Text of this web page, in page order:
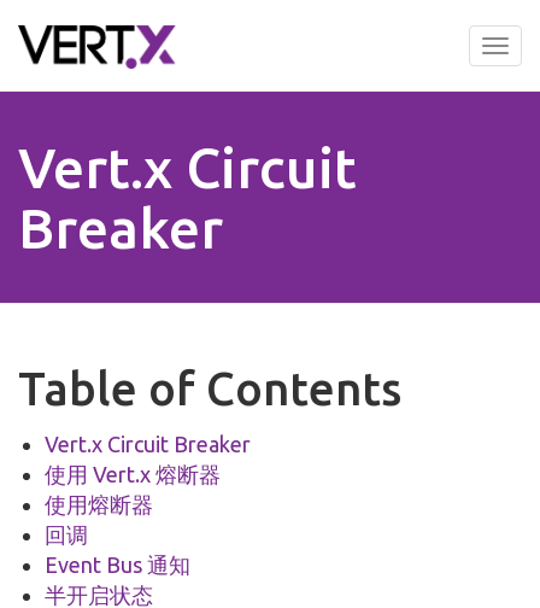
to
Vert.x Circuit
Breaker
Table of Contents
Vert.x Circuit Breaker
使用 Vert.x 熔断器
使用熔断器
回调
Event Bus 通知
半开启状态